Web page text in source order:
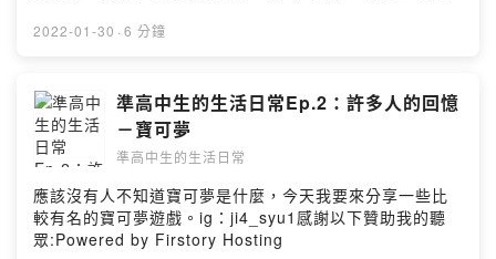
2022-01-30 · 6 分鐘
準高中生的生活日常Ep.2：許多人的回憶
－寶可夢
準高中生的生活日常
應該沒有人不知道寶可夢是什麼，今天我要來分享一些比
較有名的寶可夢遊戲。ig：ji4_syu1感謝以下贊助我的聽
眾:Powered by Firstory Hosting